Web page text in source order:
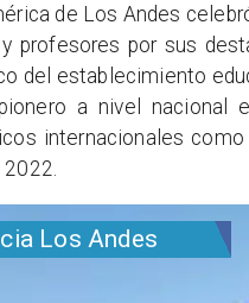
Los Andes
de Los Andes
profesores por sus
del establecimiento
a nivel nacional
internacionales